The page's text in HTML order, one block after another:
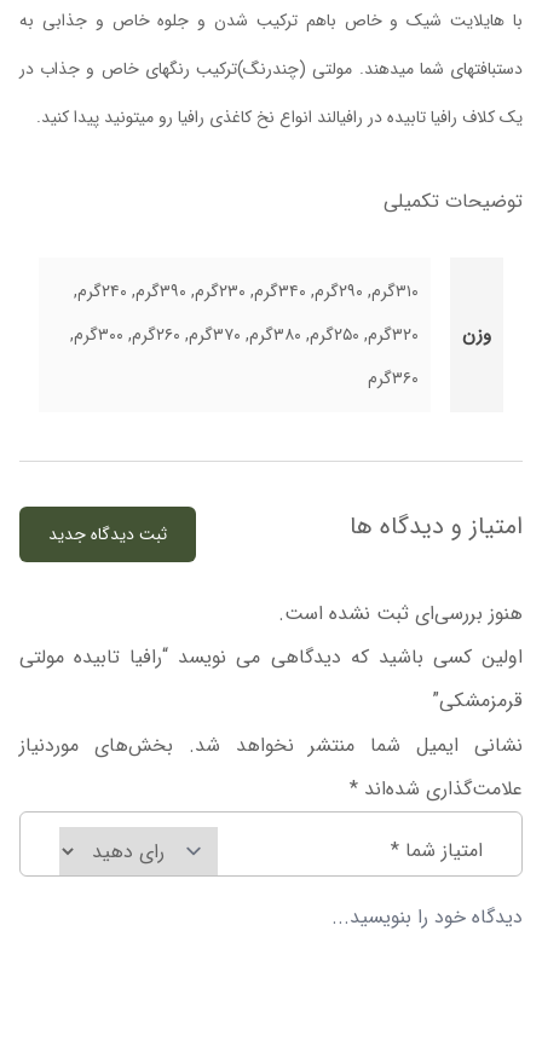
با هایلایت شیک و خاص باهم ترکیب شدن و جلوه خاص و جذابی به
دستبافتهای شما میدهند. مولتی (چندرنگ)ترکیب رنگهای خاص و جذاب در
یک کلاف رافیا تابیده در رافیالند انواع نخ کاغذی رافیا رو میتونید پیدا کنید.
توضیحات تکمیلی
وزن
۳۱۰گرم, ۲۹۰گرم, ۳۴۰گرم, ۲۳۰گرم, ۳۹۰گرم, ۲۴۰گرم,
۳۲۰گرم, ۲۵۰گرم, ۳۸۰گرم, ۳۷۰گرم, ۲۶۰گرم, ۳۰۰گرم,
۳۶۰گرم
امتیاز و دیدگاه ها ثبت دیدگاه جدید
هنوز بررسی‌ای ثبت نشده است.
اولین کسی باشید که دیدگاهی می نویسد “رافیا تابیده مولتی
قرمزمشکی”
نشانی ایمیل شما منتشر نخواهد شد. بخش‌های موردنیاز
علامت‌گذاری شده‌اند *
امتیاز شما *